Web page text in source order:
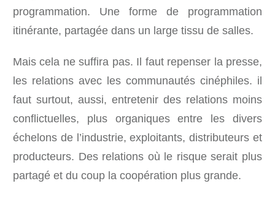
programmation. Une forme de programmation
itinérante, partagée dans un large tissu de salles.
Mais cela ne suffira pas. Il faut repenser la presse,
les relations avec les communautés cinéphiles. il
faut surtout, aussi, entretenir des relations moins
conflictuelles, plus organiques entre les divers
échelons de l’industrie, exploitants, distributeurs et
producteurs. Des relations où le risque serait plus
partagé et du coup la coopération plus grande.